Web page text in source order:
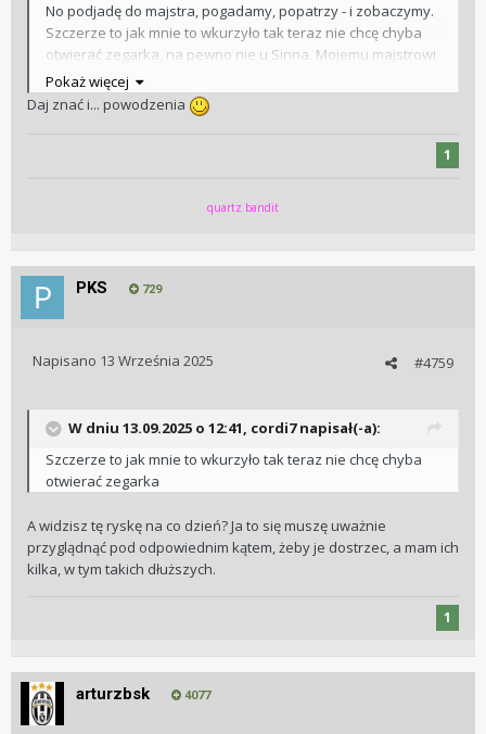
No podjadę do majstra, pogadamy, popatrzy - i zobaczymy.
Szczerze to jak mnie to wkurzyło tak teraz nie chcę chyba
otwierać zegarka, na pewno nie u Sinna. Mojemu majstrowi
ufam, im - tak sobie. A bujać się z naprawą tego, co
potencjalnie zepsują … no cóż.
Pokaż więcej
Daj znać i... powodzenia
1
quartz bandit
PKS 729
#4759
Napisano 13 Września 2025
W dniu 13.09.2025 o 12:41, cordi7napisał(-a):
Szczerze to jak mnie to wkurzyło tak teraz nie chcę chyba
otwierać zegarka
A widzisz tę ryskę na co dzień? Ja to się muszę uważnie
przyglądnąć pod odpowiednim kątem, żeby je dostrzec, a mam ich
kilka, w tym takich dłuższych.
1
arturzbsk 4077